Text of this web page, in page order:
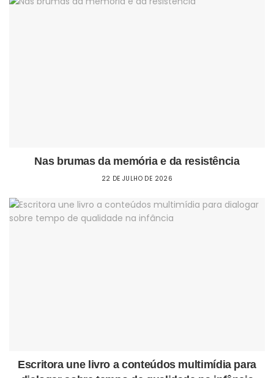
Nas brumas da memória e da resistência
22 DE JULHO DE 2026
Escritora une livro a conteúdos multimídia para